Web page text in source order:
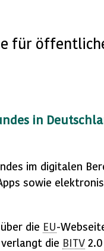
für
in
im digitalen
sowie
die EU-
die BITV